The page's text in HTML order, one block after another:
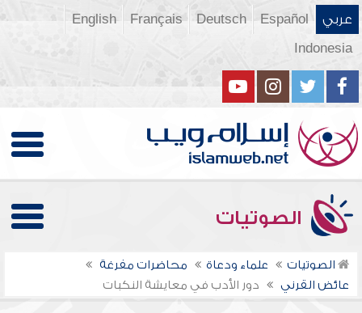
عربي Español
Deutsch
Français
English
Indonesia
الصوتيات
الصوتيات علماء ودعاة
محاضرات مفرغة
عائض القرني
دور الأدب في معايشة النكبات